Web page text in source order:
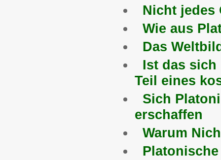
Nicht jedes
Wie aus
Das
Ist das sich
Teil eines
Sich
erschaffen
Warum